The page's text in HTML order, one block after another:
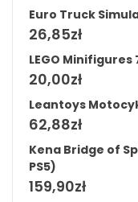
Euro Truck
26,85zł
LEGO Minifigures
20,00zł
Leantoys
62,88zł
Kena Bridge of
PS5)
159,90zł